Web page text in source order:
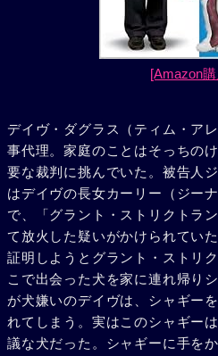
[Amazon購
デイヴ・ダグラス（ティム・ア
事代理。家庭のことはそっちの
要な裁判に挑んでいた。被告人
はデイヴの長女カーリー（ジー
で、「グラント・ストリクトラ
て放火した疑いがかけられてい
証明しようとグラント・ストリ
こで出会った犬を家に連れ帰り
が犬嫌いのデイヴは、シャギー
れてしまう。実はこのシャギー
議な犬だった。シャギーに手を